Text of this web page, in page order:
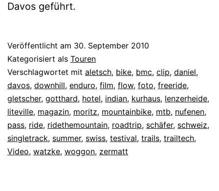
Davos geführt.
Veröffentlicht am 30. September 2010
Kategorisiert als Touren
Verschlagwortet mit aletsch, bike, bmc, clip, daniel,
davos, downhill, enduro, film, flow, foto, freeride,
gletscher, gotthard, hotel, indian, kurhaus, lenzerheide,
liteville, magazin, moritz, mountainbike, mtb, nufenen,
pass, ride, ridethemountain, roadtrip, schäfer, schweiz,
singletrack, summer, swiss, testival, trails, trailtech,
Video, watzke, woggon, zermatt